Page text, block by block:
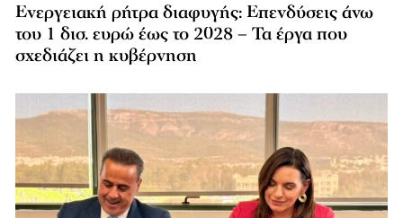
Ενεργειακή ρήτρα διαφυγής: Επενδύσεις άνω
του 1 δισ. ευρώ έως το 2028 – Τα έργα που
σχεδιάζει η κυβέρνηση